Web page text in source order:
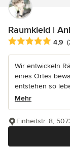
Raumkleid |
4,9
Wir entwickeln
eines Ortes
entstehen so
Mehr
Einheitstr. 8,